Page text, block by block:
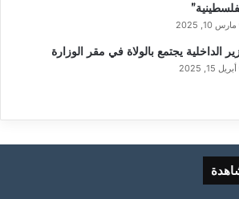
مارس 10, 2025
الداخلية يجتمع بالولاة في مقر الوزارة
أبريل 15, 2025